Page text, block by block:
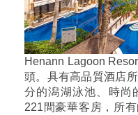
Henann Lagoon
頭。具有高品質酒店
分的潟湖泳池、時尚
221間豪華客房，所